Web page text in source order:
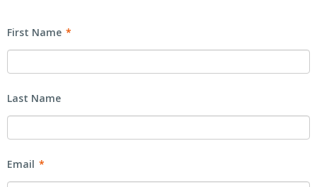
First Name *
Last Name
Email *